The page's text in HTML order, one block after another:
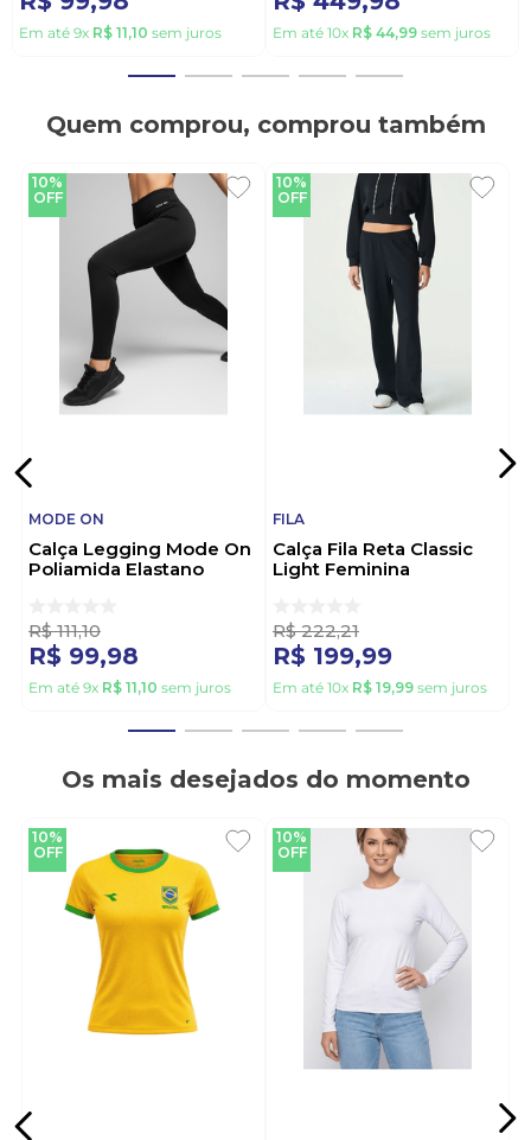
Em até 9x R$ 11,10 sem juros Em até 10x R$ 44,99 sem juros
Quem comprou, comprou também
10%
OFF
MODE ON
Calça Legging Mode On
Poliamida Elastano
R$ 111,10
R$ 99,98
Em até 9x R$ 11,10 sem juros
10%
OFF
FILA
Calça Fila Reta Classic
Light Feminina
R$ 222,21
R$ 199,99
Em até 10x R$ 19,99 sem juros
Os mais desejados do momento
10%
OFF
10%
OFF